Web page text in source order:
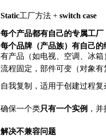
Static工厂方法 + switch case
每个产品都有自己的专属工厂
每个品牌（产品族）有自己的
有产品（如电视、空调、冰箱
流程固定，部件可变（对象有
自我复制，适用于创建过程
确保一个类只有一个实例 ，
解决不兼容问题